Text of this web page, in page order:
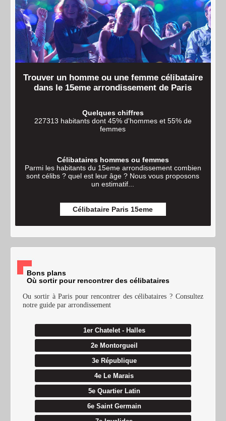
Trouver un homme ou une femme célibataire
dans le 15eme arrondissement de Paris
Quelques chiffres
227313 habitants dont 45% d'hommes et 55% de
femmes
Célibataires hommes ou femmes
Parmi les habitants du 15eme arrondissement combien
sont célibs ? quel est leur âge ? Nous vous proposons
un estimatif...
Célibataire Paris 15eme
Bons plans
Où sortir pour rencontrer des célibataires
Ou sortir à Paris pour rencontrer des célibataires ? Consultez
notre guide par arrondissement
1er Chatelet - Halles
2e Montorgueil
3e République
4e Le Marais
5e Quartier Latin
6e Saint Germain